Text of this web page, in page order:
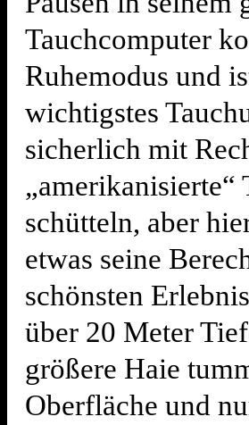
Tauchcomputer
Ruhemodus und
wichtigstes
sicherlich mit
„amerikanisierte“
schütteln, aber
etwas seine
schönsten
über 20 Meter
größere Haie
Oberfläche und